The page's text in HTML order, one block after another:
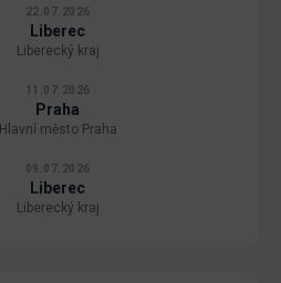
22.07.2026
Liberec
Liberecký kraj
11.07.2026
Praha
Hlavní město Praha
09.07.2026
Liberec
Liberecký kraj